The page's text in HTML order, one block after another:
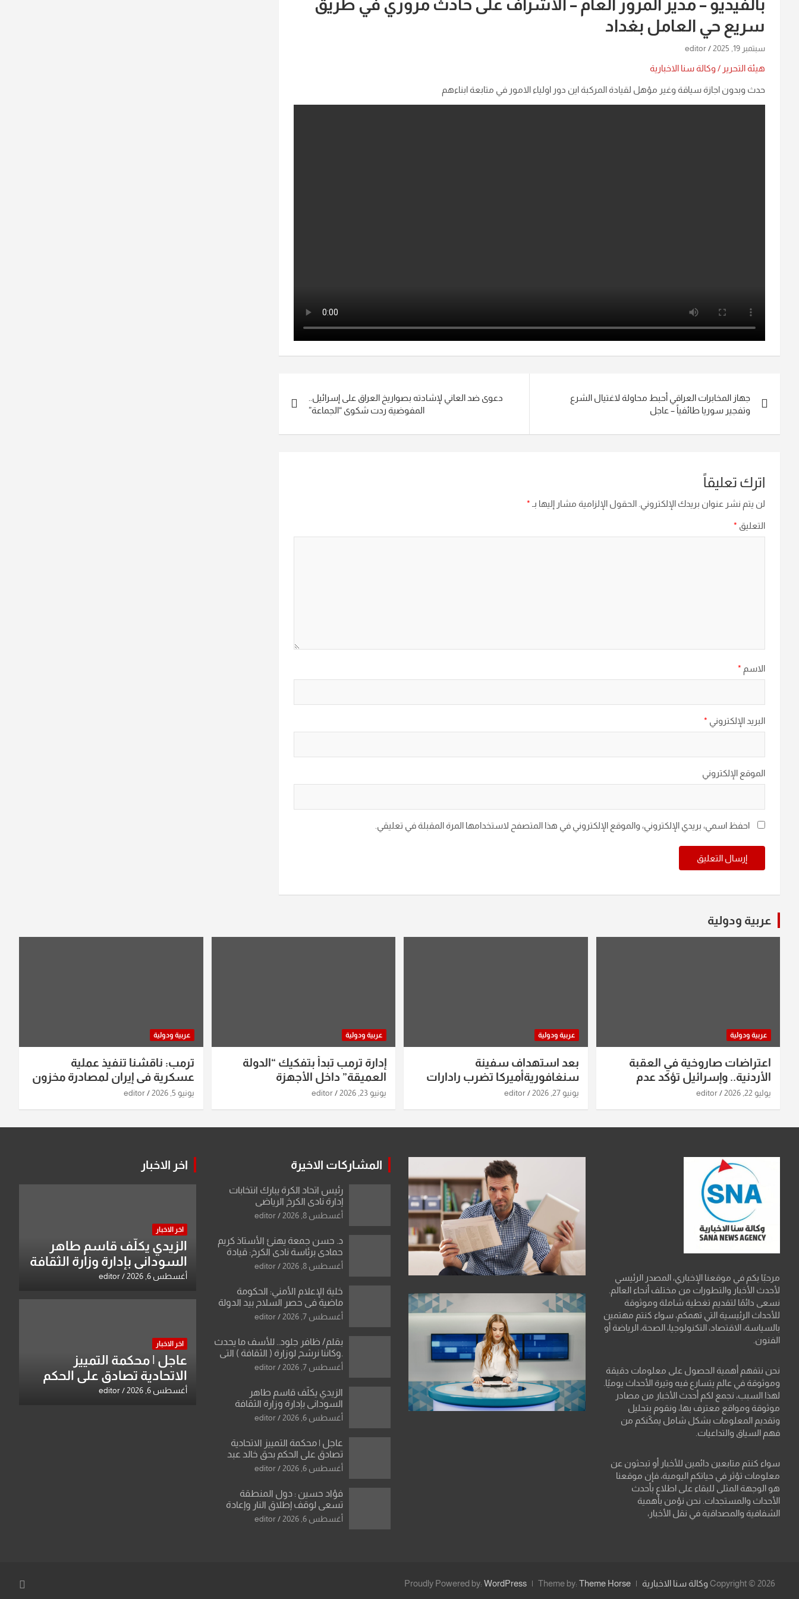
بالفيديو – مدير المرور العام – الأشراف على حادث مروري في طريق
سريع حي العامل بغداد
سبتمبر 19, 2025 editor
هيئة التحرير / وكالة سنا الاخبارية
حدث وبدون اجازة سياقة وغير مؤهل لقيادة المركبة اين دور اولياء الامور في متابعة ابناءهم
المقالات
جهاز المخابرات العراقي أحبط محاولة لاغتيال الشرع
وتفجير سوريا طائفياً – عاجل
دعوى ضد العاني لإشادته بصواريخ العراق على إسرائيل..
المفوضية ردت شكوى “الجماعة”
اترك تعليقاً
لن يتم نشر عنوان بريدك الإلكتروني. الحقول الإلزامية مشار إليها بـ *
التعليق *
الاسم *
البريد الإلكتروني *
الموقع الإلكتروني
احفظ اسمي، بريدي الإلكتروني، والموقع الإلكتروني في هذا المتصفح لاستخدامها المرة المقبلة في تعليقي.
عربية ودولية
عربية ودولية
اعتراضات صاروخية في العقبة
الأردنية.. وإسرائيل تؤكد عدم
استهدافها
يوليو 22, 2026 editor
عربية ودولية
بعد استهداف سفينة
سنغافوريةأميركا تضرب رادارات
ومواقع صواريخ ومسيرات إيران..
يونيو 27, 2026 editor
عربية ودولية
إدارة ترمب تبدأ بتفكيك “الدولة
العميقة” داخل الأجهزة
الاستخباراتية
يونيو 23, 2026 editor
عربية ودولية
ترمب: ناقشنا تنفيذ عملية
عسكرية في إيران لمصادرة مخزون
اليورانيوم
يونيو 5, 2026 editor
مرحبًا بكم في موقعنا الإخباري، المصدر الرئيسي
لأحدث الأخبار والتطورات من مختلف أنحاء العالم.
نسعى دائمًا لتقديم تغطية شاملة وموثوقة
للأحداث الرئيسية التي تهمكم، سواء كنتم مهتمين
بالسياسة، الاقتصاد، التكنولوجيا، الصحة، الرياضة أو
الفنون.
نحن نتفهم أهمية الحصول على معلومات دقيقة
وموثوقة في عالم يتسارع فيه وتيرة الأحداث يوميًا.
لهذا السبب، نجمع لكم أحدث الأخبار من مصادر
موثوقة ومواقع معترف بها، ونقوم بتحليل
وتقديم المعلومات بشكل شامل يمكّنكم من
فهم السياق والتداعيات.
سواء كنتم متابعين دائمين للأخبار أو تبحثون عن
معلومات تؤثر في حياتكم اليومية، فإن موقعنا
هو الوجهة المثلى للبقاء على اطلاع بأحدث
الأحداث والمستجدات. نحن نؤمن بأهمية
الشفافية والمصداقية في نقل الأخبار،
المشاركات الاخيرة
رئيس اتحاد الكرة يبارك انتخابات
إدارة نادي الكرخ الرياضي
أغسطس 8, 2026 editor
د. حسن جمعة يهنئ الأستاذ كريم
حمادي برئاسة نادي الكرخ: قيادة
استثنائية ونقلة نوعية في الرياضة
أغسطس 8, 2026 editor
خلية الإعلام الأمني: الحكومة
ماضية في حصر السلاح بيد الدولة
دون رجعة
أغسطس 7, 2026 editor
بقلم/ ظافر جلود.. للأسف ما يحدث
.وكاننا نرشح لوزارة ( الثقافة ) التي
ماتت من زمان وزير يمثلها من
العراقية..
أغسطس 7, 2026 editor
الزيدي يكلّف قاسم طاهر
السوداني بإدارة وزارة الثقافة
أغسطس 6, 2026 editor
عاجل | محكمة التمييز الاتحادية
تصادق على الحكم بحق خالد عبد
الواحد كبيان
أغسطس 6, 2026 editor
فؤاد حسين : دول المنطقة
تسعى لوقف إطلاق النار وإعادة
فتح مضيق هرمز .. والعراق يطرح
أغسطس 6, 2026 editor
اخر الاخبار
اخر الاخبار
الزيدي يكلّف قاسم طاهر
السوداني بإدارة وزارة الثقافة
أغسطس 6, 2026 editor
اخر الاخبار
عاجل | محكمة التمييز
الاتحادية تصادق على الحكم
بحق خالد عبد الواحد كبيان
أغسطس 6, 2026 editor
Copyright © 2026 وكالة سنا الاخبارية Theme by: Theme Horse
Proudly Powered by: WordPress